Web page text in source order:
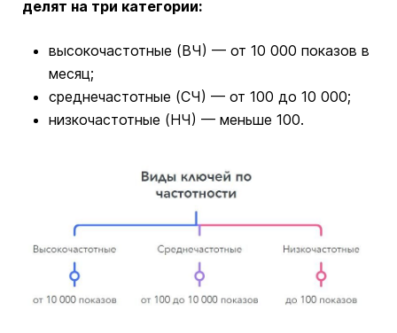
делят на три категории:
высокочастотные (ВЧ) — от 10 000 показов в
месяц;
среднечастотные (СЧ) — от 100 до 10 000;
низкочастотные (НЧ) — меньше 100.